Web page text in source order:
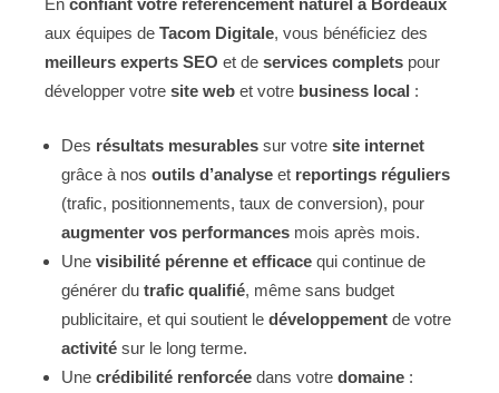
En confiant votre référencement naturel à Bordeaux
aux équipes de Tacom Digitale, vous bénéficiez des
meilleurs experts SEO et de services complets pour
développer votre site web et votre business local :
Des résultats mesurables sur votre site internet
grâce à nos outils d’analyse et reportings réguliers
(trafic, positionnements, taux de conversion), pour
augmenter vos performances mois après mois.
Une visibilité pérenne et efficace qui continue de
générer du trafic qualifié, même sans budget
publicitaire, et qui soutient le développement de votre
activité sur le long terme.
Une crédibilité renforcée dans votre domaine :